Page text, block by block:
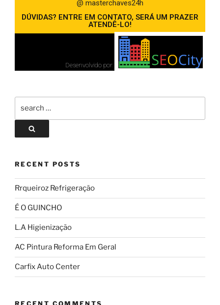
@ masterchaves24h
DÚVIDAS? ENTRE EM CONTATO, SERÁ UM PRAZER
ATENDÊ-LO!
Desenvolvido por:
RECENT POSTS
Rrqueiroz Refrigeração
É O GUINCHO
L.A Higienização
AC Pintura Reforma Em Geral
Carfix Auto Center
RECENT COMMENTS